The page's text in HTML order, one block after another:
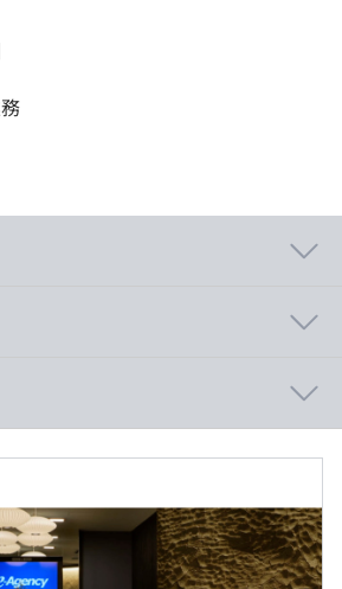
な信頼関係が築かれている会社で
していきますので、Vertex AIや機
可能な環境ややフレックス制度な
ランスが充実しており、スキルアッ
を目指しつつ、腰を据えて働くことが
～